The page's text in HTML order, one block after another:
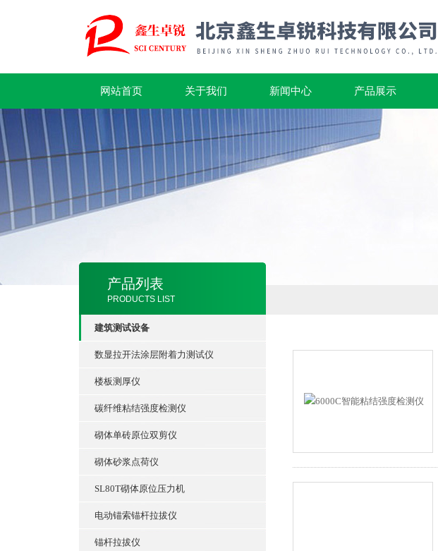
网站首页 关于我们 新闻中心 产品展示
产品列表
PRODUCTS LIST
建筑测试设备
数显拉开法涂层附着力测试仪
楼板测厚仪
碳纤维粘结强度检测仪
砌体单砖原位双剪仪
砌体砂浆点荷仪
SL80T砌体原位压力机
电动锚索锚杆拉拔仪
锚杆拉拔仪